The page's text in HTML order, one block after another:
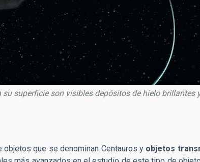
superficie son visibles depósitos de hielo brillantes
que se denominan Centauros y objetos